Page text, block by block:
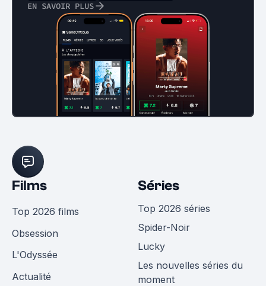
EN SAVOIR PLUS
Films
Top 2026 films
Obsession
L'Odyssée
Actualité
Séries
Top 2026 séries
Spider-Noir
Lucky
Les nouvelles séries du
moment